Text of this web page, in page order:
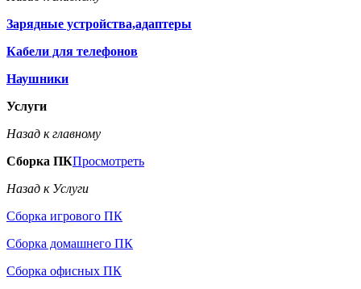
Зарядные устройства,адаптеры
Кабели для телефонов
Наушники
Услуги
Назад к главному
Сборка ПКПросмотреть
Назад к Услуги
Сборка игрового ПК
Сборка домашнего ПК
Сборка офисных ПК